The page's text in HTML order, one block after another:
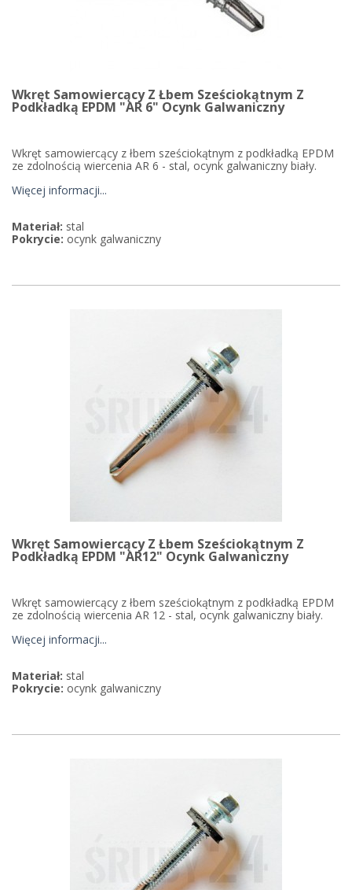
Wkręt Samowiercący Z Łbem Sześciokątnym Z
Podkładką EPDM "AR 6" Ocynk Galwaniczny
Wkręt samowiercący z łbem sześciokątnym z podkładką EPDM
ze zdolnością wiercenia AR 6 - stal, ocynk galwaniczny biały.
Więcej informacji...
Materiał: stal
Pokrycie: ocynk galwaniczny
Wkręt Samowiercący Z Łbem Sześciokątnym Z
Podkładką EPDM "AR12" Ocynk Galwaniczny
Wkręt samowiercący z łbem sześciokątnym z podkładką EPDM
ze zdolnością wiercenia AR 12 - stal, ocynk galwaniczny biały.
Więcej informacji...
Materiał: stal
Pokrycie: ocynk galwaniczny